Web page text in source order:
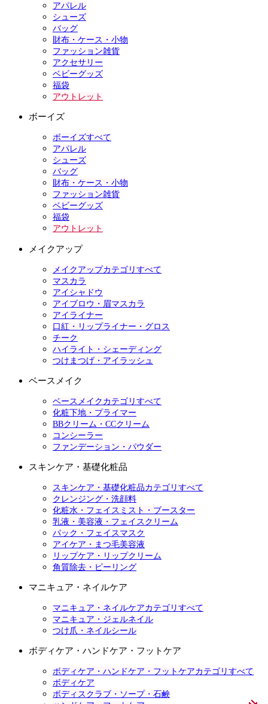
アパレル
シューズ
バッグ
財布・ケース・小物
ファッション雑貨
アクセサリー
ベビーグッズ
福袋
アウトレット
ボーイズ
ボーイズすべて
アパレル
シューズ
バッグ
財布・ケース・小物
ファッション雑貨
ベビーグッズ
福袋
アウトレット
メイクアップ
メイクアップカテゴリすべて
マスカラ
アイシャドウ
アイブロウ・眉マスカラ
アイライナー
口紅・リップライナー・グロス
チーク
ハイライト・シェーディング
つけまつげ・アイラッシュ
ベースメイク
ベースメイクカテゴリすべて
化粧下地・プライマー
BBクリーム・CCクリーム
コンシーラー
ファンデーション・パウダー
スキンケア・基礎化粧品
スキンケア・基礎化粧品カテゴリすべて
クレンジング・洗顔料
化粧水・フェイスミスト・ブースター
乳液・美容液・フェイスクリーム
パック・フェイスマスク
アイケア・まつ毛美容液
リップケア・リップクリーム
角質除去・ピーリング
マニキュア・ネイルケア
マニキュア・ネイルケアカテゴリすべて
マニキュア・ジェルネイル
つけ爪・ネイルシール
ボディケア・ハンドケア・フットケア
ボディケア・ハンドケア・フットケアカテゴリすべて
ボディケア
ボディスクラブ・ソープ・石鹸